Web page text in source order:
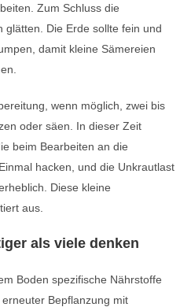
Zum Schluss die
glätten. Die Erde sollte fein und
damit kleine Sämereien
wenn möglich, zwei bis
oder säen. In dieser Zeit
beim Bearbeiten an die
hacken, und die Unkrautlast
Diese kleine
aus.
als viele denken
Boden spezifische Nährstoffe
Bepflanzung mit